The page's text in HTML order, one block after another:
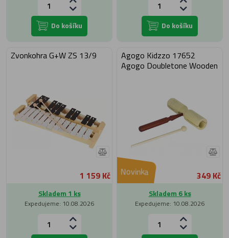
Do košíku Do košíku
Zvonkohra G+W ZS 13/9
1 159 Kč
Skladem 1 ks
Expedujeme: 10.08.2026
Agogo Kidzzo 17652
Agogo Doubletone Wooden
Novinka 349 Kč
Skladem 6 ks
Expedujeme: 10.08.2026